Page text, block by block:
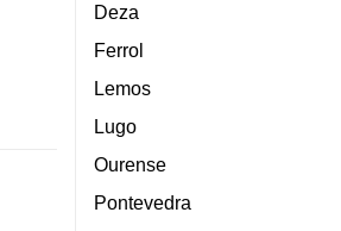
Deza
Ferrol
Lemos
Lugo
Ourense
Pontevedra